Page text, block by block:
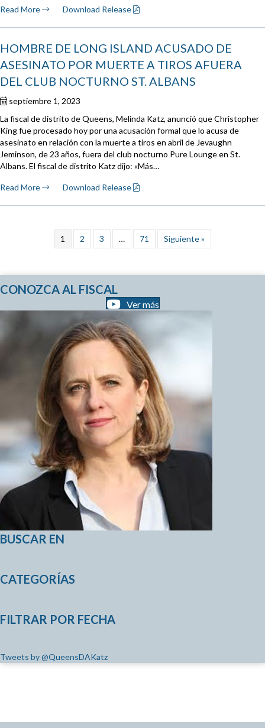
Read More Download Release
HOMBRE DE LONG ISLAND ACUSADO DE
ASESINATO POR MUERTE A TIROS AFUERA
DEL CLUB NOCTURNO ST. ALBANS
septiembre 1, 2023
La fiscal de distrito de Queens, Melinda Katz, anunció que Christopher
King fue procesado hoy por una acusación formal que lo acusa de
asesinato en relación con la muerte a tiros en abril de Jevaughn
Jeminson, de 23 años, fuera del club nocturno Pure Lounge en St.
Albans. El fiscal de distrito Katz dijo: «Más…
Read More Download Release
1 2 3 … 71 Siguiente »
CONOZCA AL FISCAL
Ver más
BUSCAR EN
CATEGORÍAS
FILTRAR POR FECHA
Tweets by @QueensDAKatz